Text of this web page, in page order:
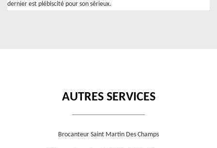
dernier est plébiscité pour son sérieux.
AUTRES SERVICES
Brocanteur Saint Martin Des Champs